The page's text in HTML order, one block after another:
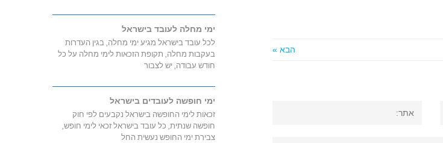
הבא »
ימי מחלה לעובד בישראל
לכל עובד בישראל מגיע ימי מחלה, בגין העדרות
בעקבות מחלה, תקופת הזכאות לימי מחלה על כל
חודש עבודה, יש לצבור
ימי חופשה לעובדים בישראל
זכאות לימי החופשה בישראל נקבעים לפי חוק
חופשה שנתית, כל עובד בישראל זכאי לימי חופש,
צבירת ימי החופש נעשית החל